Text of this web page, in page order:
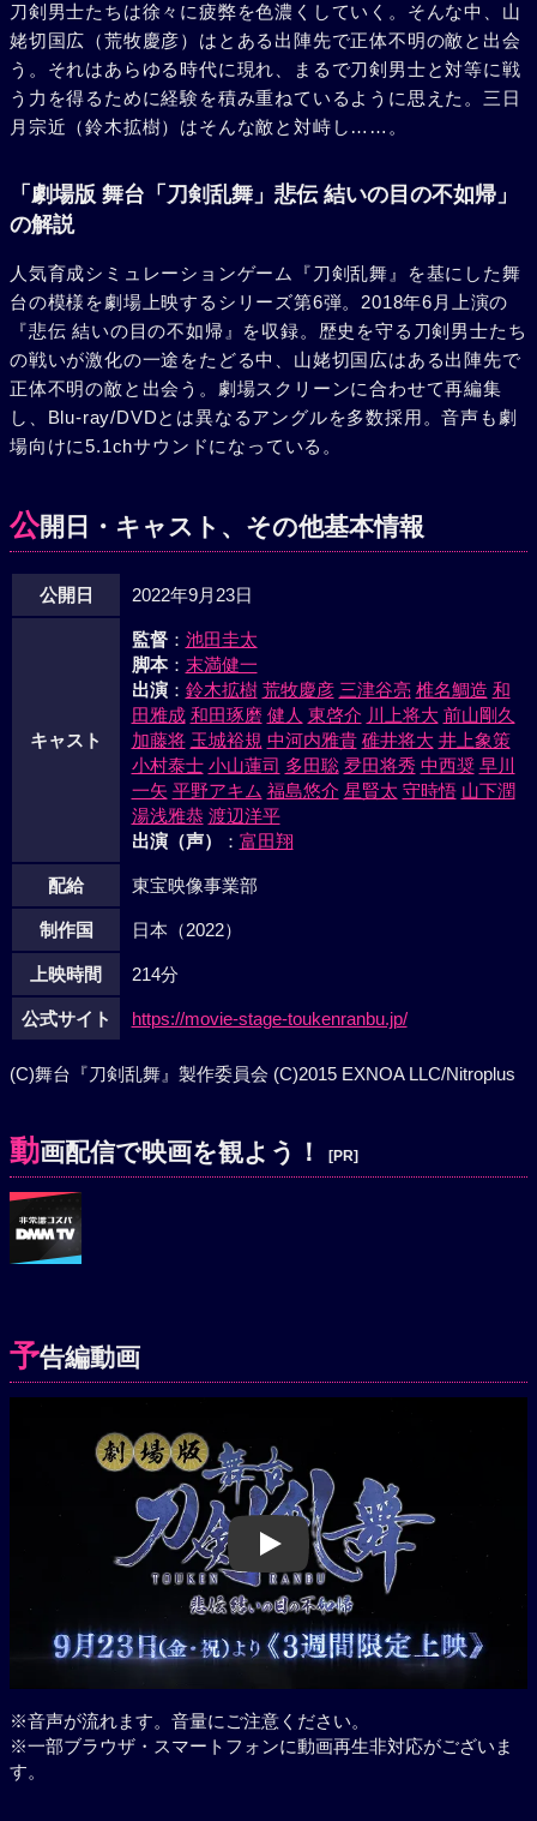
刀剣男士たちは徐々に疲弊を色濃くしていく。そんな中、山
姥切国広（荒牧慶彦）はとある出陣先で正体不明の敵と出会
う。それはあらゆる時代に現れ、まるで刀剣男士と対等に戦
う力を得るために経験を積み重ねているように思えた。三日
月宗近（鈴木拡樹）はそんな敵と対峙し……。
「劇場版 舞台「刀剣乱舞」悲伝 結いの目の不如帰」
の解説
人気育成シミュレーションゲーム『刀剣乱舞』を基にした舞
台の模様を劇場上映するシリーズ第6弾。2018年6月上演の
『悲伝 結いの目の不如帰』を収録。歴史を守る刀剣男士たち
の戦いが激化の一途をたどる中、山姥切国広はある出陣先で
正体不明の敵と出会う。劇場スクリーンに合わせて再編集
し、Blu-ray/DVDとは異なるアングルを多数採用。音声も劇
場向けに5.1chサウンドになっている。
公開日・キャスト、その他基本情報
公開日 2022年9月23日
キャスト
監督： 池田圭太
脚本： 末満健一
出演： 鈴木拡樹 荒牧慶彦 三津谷亮 椎名鯛造 和
田雅成 和田琢磨 健人 東啓介 川上将大 前山剛久
加藤将 玉城裕規 中河内雅貴 碓井将大 井上象策
小村泰士 小山蓮司 多田聡 夛田将秀 中西奨 早川
一矢 平野アキム 福島悠介 星賢太 守時悟 山下潤
湯浅雅恭 渡辺洋平
出演（声）
： 富田翔
配給 東宝映像事業部
制作国 日本（2022）
上映時間 214分
公式サイト https://movie-stage-toukenranbu.jp/
(C)舞台『刀剣乱舞』製作委員会 (C)2015 EXNOA LLC/Nitroplus
動画配信で映画を観よう！ [PR]
予告編動画
Play
※音声が流れます。音量にご注意ください。
※一部ブラウザ・スマートフォンに動画再生非対応がございま
す。